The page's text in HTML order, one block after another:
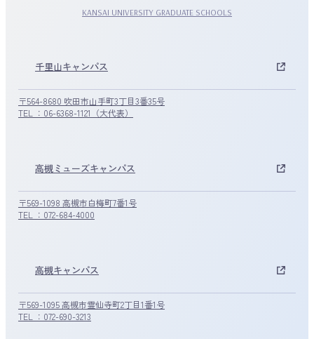
KANSAI UNIVERSITY GRADUATE SCHOOLS
千里山キャンパス
〒564-8680 吹田市山手町3丁目3番35号
TEL ：06-6368-1121（大代表）
高槻ミューズキャンパス
〒569-1098 高槻市白梅町7番1号
TEL ：072-684-4000
高槻キャンパス
〒569-1095 高槻市霊仙寺町2丁目1番1号
TEL ：072-690-3213